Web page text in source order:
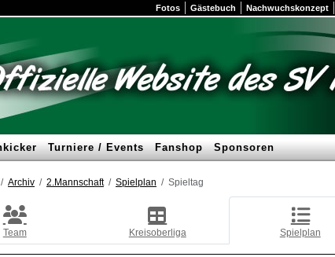
Fotos Gästebuch Nachwuchskonzept
Turniere / Events Fanshop Sponsoren
Archiv 2.Mannschaft Spielplan Spieltag
Team Kreisoberliga Spielplan